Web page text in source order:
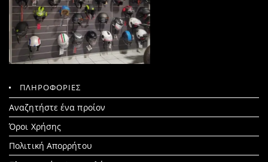
ΠΛΗΡΟΦΟΡΙΕΣ
Αναζητήστε ένα προίον
Search
for:
Όροι Χρήσης
Πολιτική Απορρήτου